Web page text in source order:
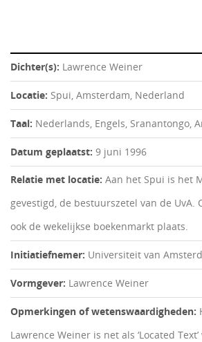
Dichter(s): Lawrence Weiner
Locatie: Spui, Amsterdam, Nederland
Taal: Nederlands, Engels, Sranantongo,
Datum geplaatst: 9 juni 1996
Relatie met locatie: Aan het Spui is het
gevestigd, de bestuurszetel van de
ook de wekelijkse boekenmarkt plaats.
Initiatiefnemer: Universiteit van
Vormgever: Lawrence Weiner
Opmerkingen of wetenswaardigheden:
Lawrence Weiner is net als ‘Located